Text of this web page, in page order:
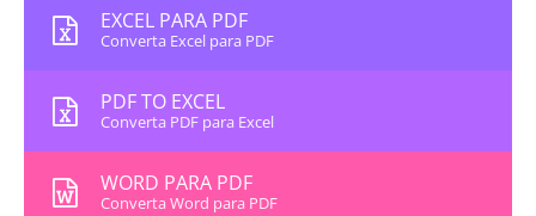
EXCEL PARA PDF
Converta Excel para PDF
PDF TO EXCEL
Converta PDF para Excel
WORD PARA PDF
Converta Word para PDF